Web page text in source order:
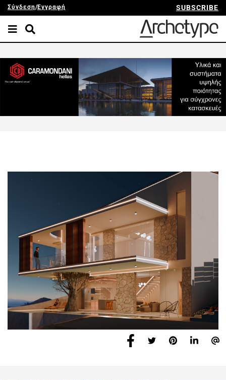
Σύνδεση/Εγγραφή SUBSCRIBE